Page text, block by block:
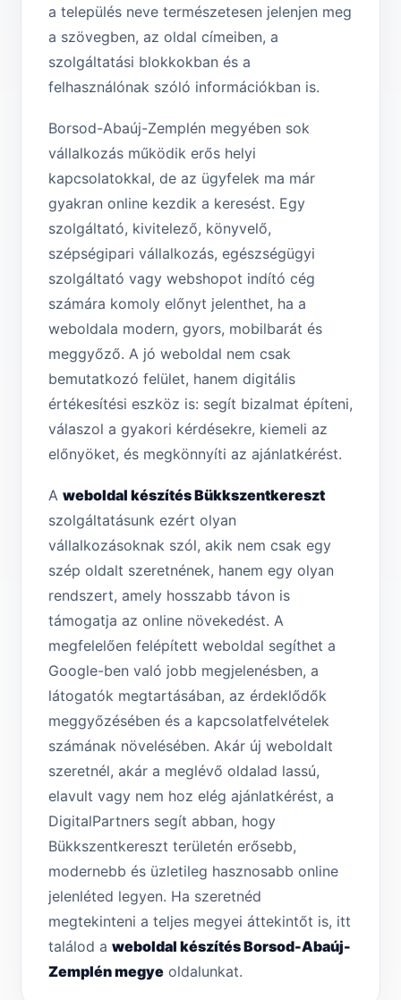
a település neve természetesen jelenjen meg
a szövegben, az oldal címeiben, a
szolgáltatási blokkokban és a
felhasználónak szóló információkban is.
Borsod-Abaúj-Zemplén megyében sok
vállalkozás működik erős helyi
kapcsolatokkal, de az ügyfelek ma már
gyakran online kezdik a keresést. Egy
szolgáltató, kivitelező, könyvelő,
szépségipari vállalkozás, egészségügyi
szolgáltató vagy webshopot indító cég
számára komoly előnyt jelenthet, ha a
weboldala modern, gyors, mobilbarát és
meggyőző. A jó weboldal nem csak
bemutatkozó felület, hanem digitális
értékesítési eszköz is: segít bizalmat építeni,
válaszol a gyakori kérdésekre, kiemeli az
előnyöket, és megkönnyíti az ajánlatkérést.
A weboldal készítés Bükkszentkereszt
szolgáltatásunk ezért olyan
vállalkozásoknak szól, akik nem csak egy
szép oldalt szeretnének, hanem egy olyan
rendszert, amely hosszabb távon is
támogatja az online növekedést. A
megfelelően felépített weboldal segíthet a
Google-ben való jobb megjelenésben, a
látogatók megtartásában, az érdeklődők
meggyőzésében és a kapcsolatfelvételek
számának növelésében. Akár új weboldalt
szeretnél, akár a meglévő oldalad lassú,
elavult vagy nem hoz elég ajánlatkérést, a
DigitalPartners segít abban, hogy
Bükkszentkereszt területén erősebb,
modernebb és üzletileg hasznosabb online
jelenléted legyen. Ha szeretnéd
megtekinteni a teljes megyei áttekintőt is, itt
találod a weboldal készítés Borsod-Abaúj-
Zemplén megye oldalunkat.